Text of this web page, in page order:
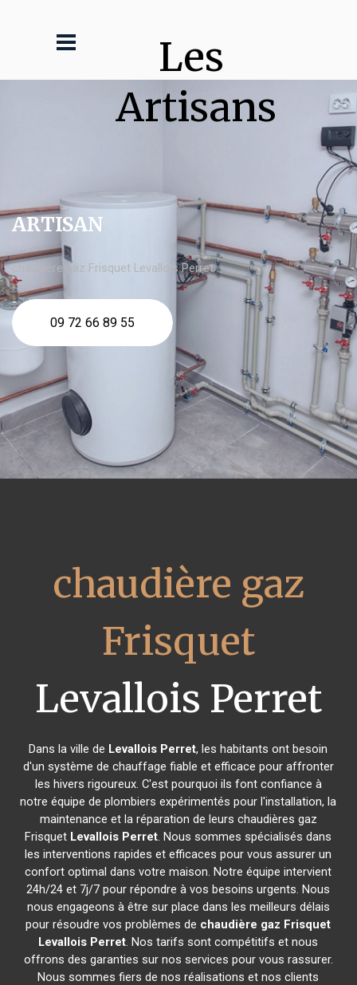
Les
Artisans
ARTISAN
chaudière gaz Frisquet Levallois Perret
09 72 66 89 55
chaudière gaz
Frisquet
Levallois Perret
Dans la ville de Levallois Perret, les habitants ont besoin
d'un système de chauffage fiable et efficace pour affronter
les hivers rigoureux. C'est pourquoi ils font confiance à
notre équipe de plombiers expérimentés pour l'installation, la
maintenance et la réparation de leurs chaudières gaz
Frisquet Levallois Perret. Nous sommes spécialisés dans
les interventions rapides et efficaces pour vous assurer un
confort optimal dans votre maison. Notre équipe intervient
24h/24 et 7j/7 pour répondre à vos besoins urgents. Nous
nous engageons à être sur place dans les meilleurs délais
pour résoudre vos problèmes de chaudière gaz Frisquet
Levallois Perret. Nos tarifs sont compétitifs et nous
offrons des garanties sur nos services pour vous rassurer.
Nous sommes fiers de nos réalisations et nos clients